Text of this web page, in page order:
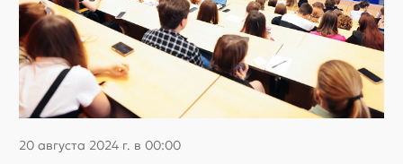
20 августа 2024 г. в 00:00